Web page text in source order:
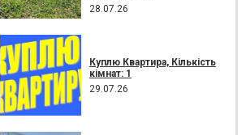
28.07.26
Куплю Квартира, Кількість
кімнат: 1
29.07.26